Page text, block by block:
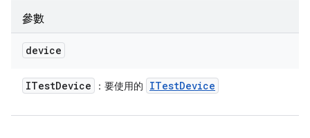
參數
device
ITestDevice ：要使用的 ITestDevice